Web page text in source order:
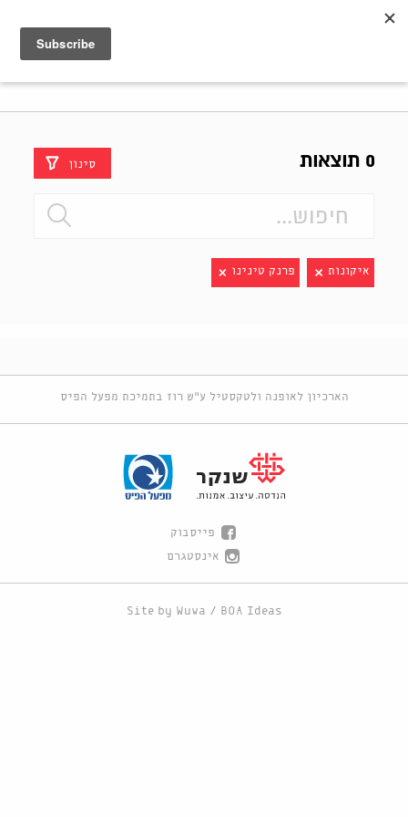
0 תוצאות סינון
איקונות פרנק טינינו
הארכיון לאופנה ולטקסטיל ע"ש רוז בתמיכת מפעל הפיס
פייסבוק
אינסטגרם
Site by Wuwa / BOA Ideas